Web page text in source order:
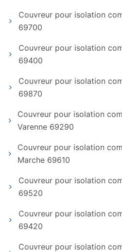
Couvreur pour isolation
69700
Couvreur pour isolation
69400
Couvreur pour isolation
69870
Couvreur pour isolation
Varenne 69290
Couvreur pour isolation
Marche 69610
Couvreur pour isolation
69520
Couvreur pour isolation
69420
Couvreur pour isolation